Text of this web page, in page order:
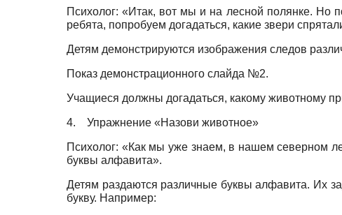
Психолог: «Итак, вот мы и на лесной полянке. Но
ребята, попробуем догадаться, какие звери
Детям демонстрируются изображения следов
Показ демонстрационного слайда №2.
Учащиеся должны догадаться, какому животному
4. Упражнение «Назови животное»
Психолог: «Как мы уже знаем, в нашем северном
буквы алфавита».
Детям раздаются различные буквы алфавита. Их
букву. Например: